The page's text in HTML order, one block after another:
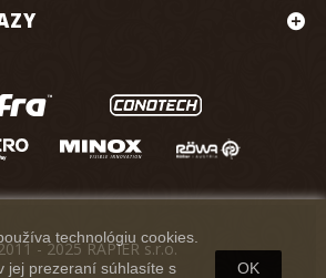
technológiu cookies.
jej prezeraní súhlasíte s
OK
- 2025 RAPIER s.r.o.